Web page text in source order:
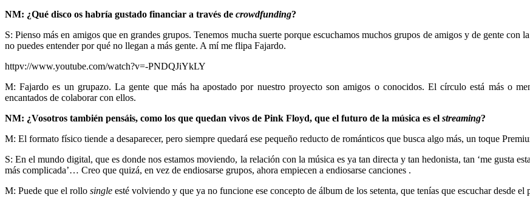
NM: ¿Qué disco os habría gustado financiar a través de crowdfunding?
S: Pienso más en amigos que en grandes grupos. Tenemos mucha suerte porque escuchamos muchos grupos de amigos y de gente
no puedes entender por qué no llegan a más gente. A mí me flipa Fajardo.
httpv://www.youtube.com/watch?v=-PNDQJiYkLY
M: Fajardo es un grupazo. La gente que más ha apostado por nuestro proyecto son amigos o conocidos. El círculo está más o
encantados de colaborar con ellos.
NM: ¿Vosotros también pensáis, como los que quedan vivos de Pink Floyd, que el futuro de la música es el streaming?
M: El formato físico tiende a desaparecer, pero siempre quedará ese pequeño reducto de románticos que busca algo más, un toque
S: En el mundo digital, que es donde nos estamos moviendo, la relación con la música es ya tan directa y tan hedonista, tan ‘me gusta
más complicada’… Creo que quizá, en vez de endiosarse grupos, ahora empiecen a endiosarse canciones .
M: Puede que el rollo single esté volviendo y que ya no funcione ese concepto de álbum de los setenta, que tenías que escuchar desde